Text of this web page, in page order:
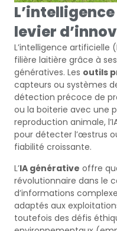
levier
L’intelligence
filière laitière grâce à
génératives. Les outils
capteurs ou systèmes
détection précoce de
ou la boiterie avec une
reproduction animale,
pour détecter l’œstrus
fiabilité croissante.
L’IA générative offre
révolutionnaire dans le
d’informations
adaptés aux
toutefois des défis